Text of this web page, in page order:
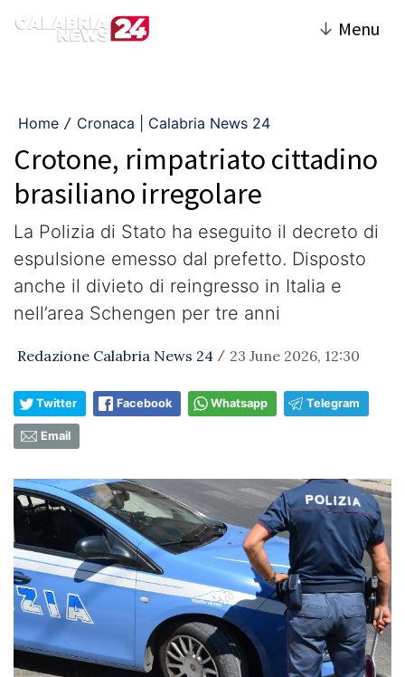
↓ Menu
Home / Cronaca | Calabria News 24
Crotone, rimpatriato cittadino
brasiliano irregolare
La Polizia di Stato ha eseguito il decreto di
espulsione emesso dal prefetto. Disposto
anche il divieto di reingresso in Italia e
nell’area Schengen per tre anni
Redazione Calabria News 24 / 23 June 2026, 12:30
Twitter Facebook Whatsapp Telegram
Email